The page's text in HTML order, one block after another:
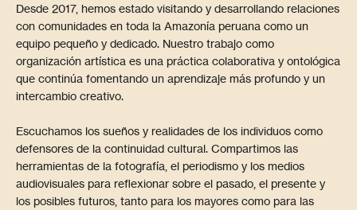
Desde 2017, hemos estado visitando y desarrollando relaciones
con comunidades en toda la Amazonía peruana como un
equipo pequeño y dedicado. Nuestro trabajo como
organización artística es una práctica colaborativa y ontológica
que continúa fomentando un aprendizaje más profundo y un
intercambio creativo.
Escuchamos los sueños y realidades de los individuos como
defensores de la continuidad cultural. Compartimos las
herramientas de la fotografía, el periodismo y los medios
audiovisuales para reflexionar sobre el pasado, el presente y
los posibles futuros, tanto para los mayores como para las